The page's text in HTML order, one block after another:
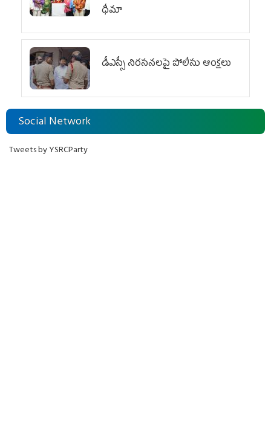
ధీమా
డీఎస్సీ నిరసనలపై పోలీసు ఆంక్షలు
Social Network
Tweets by YSRCParty